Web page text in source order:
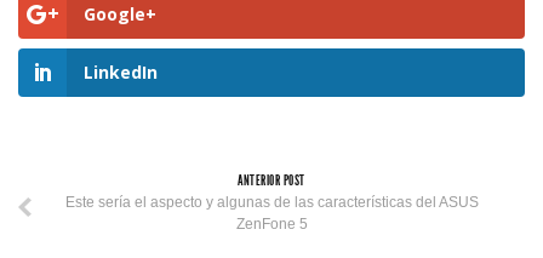
Google+
LinkedIn
ANTERIOR POST
Este sería el aspecto y algunas de las características del ASUS
ZenFone 5